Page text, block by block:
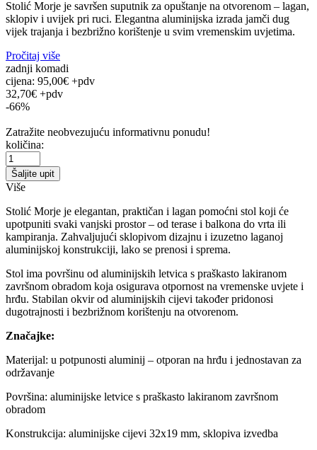
Stolić Morje je savršen suputnik za opuštanje na otvorenom – lagan,
sklopiv i uvijek pri ruci. Elegantna aluminijska izrada jamči dug
vijek trajanja i bezbrižno korištenje u svim vremenskim uvjetima.
Pročitaj više
zadnji komadi
cijena: 95,00€ +pdv
32,70€ +pdv
-66%
Zatražite neobvezujuću informativnu ponudu!
količina:
Šaljite upit
Više
Stolić Morje je elegantan, praktičan i lagan pomoćni stol koji će
upotpuniti svaki vanjski prostor – od terase i balkona do vrta ili
kampiranja. Zahvaljujući sklopivom dizajnu i izuzetno laganoj
aluminijskoj konstrukciji, lako se prenosi i sprema.
Stol ima površinu od aluminijskih letvica s praškasto lakiranom
završnom obradom koja osigurava otpornost na vremenske uvjete i
hrđu. Stabilan okvir od aluminijskih cijevi također pridonosi
dugotrajnosti i bezbrižnom korištenju na otvorenom.
Značajke:
Materijal: u potpunosti aluminij – otporan na hrđu i jednostavan za
održavanje
Površina: aluminijske letvice s praškasto lakiranom završnom
obradom
Konstrukcija: aluminijske cijevi 32x19 mm, sklopiva izvedba